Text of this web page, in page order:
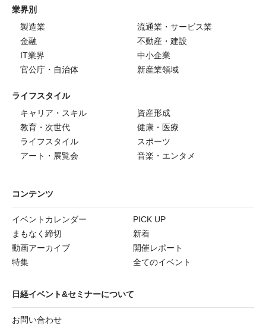
業界別
製造業
流通業・サービス業
金融
不動産・建設
IT業界
中小企業
官公庁・自治体
新産業領域
ライフスタイル
キャリア・スキル
資産形成
教育・次世代
健康・医療
ライフスタイル
スポーツ
アート・展覧会
音楽・エンタメ
コンテンツ
イベントカレンダー
PICK UP
まもなく締切
新着
動画アーカイブ
開催レポート
特集
全てのイベント
日経イベント&セミナーについて
お問い合わせ